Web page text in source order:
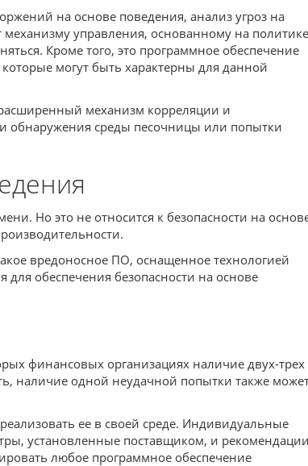
на основе поведения, анализ угроз на
управления, основанному на
Кроме того, это программное обеспечение
могут быть характерны для данной
механизм корреляции и
обнаружения среды песочницы или попытки
Но это не относится к безопасности на
вредоносное ПО, оснащенное технологией
обеспечения безопасности на основе
финансовых организациях наличие двух-трех
наличие одной неудачной попытки также
ее в своей среде. Индивидуальные
установленные поставщиком, и
любое программное обеспечение